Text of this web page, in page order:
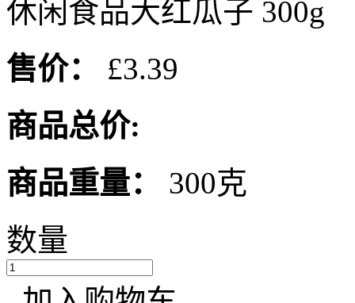
休闲食品大红瓜子 300g
售价：
£3.39
商品总价:
商品重量：
300克
数量